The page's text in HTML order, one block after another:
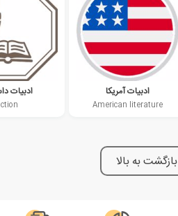
ادبیات آمریکا
American literature
ادبیات
بازگشت به بالا